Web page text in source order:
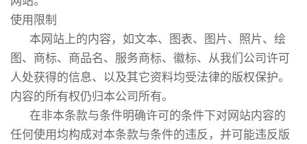
使用限制
本网站上的内容，如文本、图表、图片、照片、绘
图、商标、商品名、服务商标、徽标、从我们公司许可
人处获得的信息、以及其它资料均受法律的版权保护。
内容的所有权仍归本公司所有。
在非本条款与条件明确许可的条件下对网站内容的
任何使用均构成对本条款与条件的违反，并可能违反版